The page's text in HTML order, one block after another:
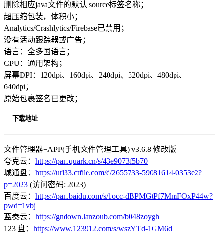
删除相应java文件的默认.source标签名称；
超压缩包装，体积小；
Analytics/Crashlytics/Firebase已禁用；
没有活动跟踪器或广告；
语言：全多国语言；
CPU：通用架构；
屏幕DPI：120dpi、160dpi、240dpi、320dpi、480dpi、
640dpi；
原始包裹签名已更改；
下载地址
文件管理器+APP(手机文件管理工具) v3.6.8 修改版
夸克云： https://pan.quark.cn/s/43e9073f5b70
城通盘： https://url33.ctfile.com/d/2655733-59081614-0353e2?
p=2023 (访问密码: 2023)
百度云： https://pan.baidu.com/s/1occ-dBPMGtPf7MmFOxP44w?
pwd=1vbj
蓝奏云： https://gndown.lanzoub.com/b048zoygh
123 盘： https://www.123912.com/s/wszYTd-1GM6d